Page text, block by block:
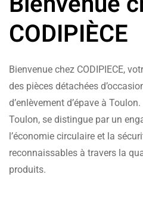
CODIPIÈCE
Bienvenue chez CODIPIECE,
des pièces détachées
d’enlèvement d’épave à
Toulon, se distingue par un
l’économie circulaire et la
reconnaissables à travers la
produits.